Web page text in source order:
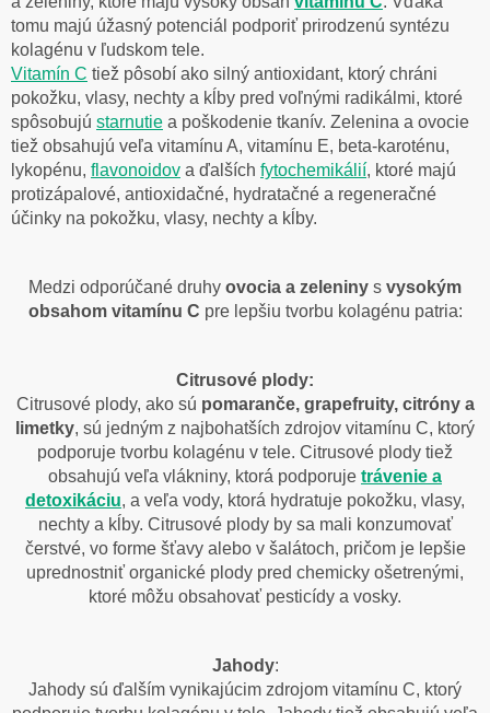
tomu majú úžasný potenciál podporiť prirodzenú syntézu
kolagénu v ľudskom tele.
Vitamín C tiež pôsobí ako silný antioxidant, ktorý chráni
pokožku, vlasy, nechty a kĺby pred voľnými radikálmi, ktoré
spôsobujú starnutie a poškodenie tkanív. Zelenina a ovocie
tiež obsahujú veľa vitamínu A, vitamínu E, beta-karoténu,
lykopénu, flavonoidov a ďalších fytochemikálií, ktoré majú
protizápalové, antioxidačné, hydratačné a regeneračné
účinky na pokožku, vlasy, nechty a kĺby.
Medzi odporúčané druhy ovocia a zeleniny s vysokým
obsahom vitamínu C pre lepšiu tvorbu kolagénu patria:
Citrusové plody:
Citrusové plody, ako sú pomaranče, grapefruity, citróny a
limetky, sú jedným z najbohatších zdrojov vitamínu C, ktorý
podporuje tvorbu kolagénu v tele. Citrusové plody tiež
obsahujú veľa vlákniny, ktorá podporuje trávenie a
detoxikáciu, a veľa vody, ktorá hydratuje pokožku, vlasy,
nechty a kĺby. Citrusové plody by sa mali konzumovať
čerstvé, vo forme šťavy alebo v šalátoch, pričom je lepšie
uprednostniť organické plody pred chemicky ošetrenými,
ktoré môžu obsahovať pesticídy a vosky.
Jahody:
Jahody sú ďalším vynikajúcim zdrojom vitamínu C, ktorý